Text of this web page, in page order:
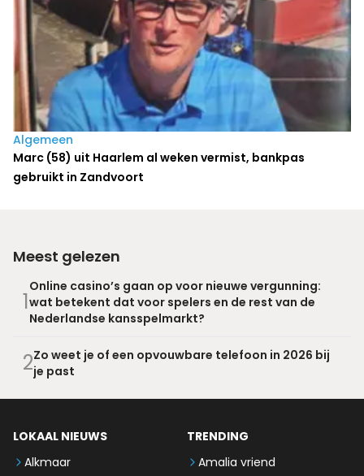
Algemeen
Marc (58) uit Haarlem al weken vermist, bankpas
gebruikt in Zandvoort
Meest gelezen
1
Online casino’s gaan op voor nieuwe vergunning:
wat betekent dat voor spelers en de rest van de
Nederlandse kansspelmarkt?
2Zo weet je of een opvouwbare telefoon in 2026 bij
je past
LOKAAL NIEUWS
Alkmaar
TRENDING
Amalia vriend